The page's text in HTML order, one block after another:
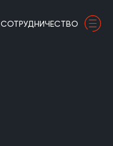
СОТРУДНИЧЕСТВО